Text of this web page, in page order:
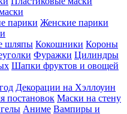
парики Женские парики
шляпы Кокошники Короны
Фуражки Цилиндры
Шапки фруктов и овощей
Декорации на Хэллоуин
постановок Маски на стену
Аниме Вампиры и